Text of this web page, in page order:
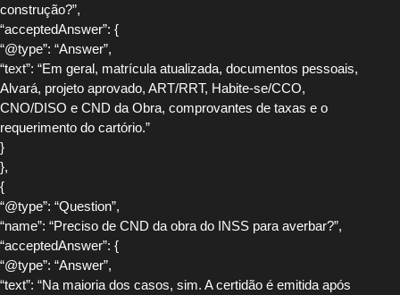
construção?”,
“acceptedAnswer”: {
“@type”: “Answer”,
“text”: “Em geral, matrícula atualizada, documentos pessoais,
Alvará, projeto aprovado, ART/RRT, Habite-se/CCO,
CNO/DISO e CND da Obra, comprovantes de taxas e o
requerimento do cartório.”
}
},
{
“@type”: “Question”,
“name”: “Preciso de CND da obra do INSS para averbar?”,
“acceptedAnswer”: {
“@type”: “Answer”,
“text”: “Na maioria dos casos, sim. A certidão é emitida após